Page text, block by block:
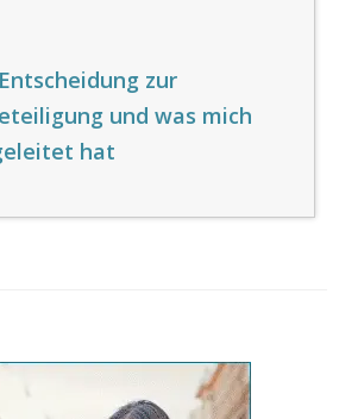
zur
und was mich
hat